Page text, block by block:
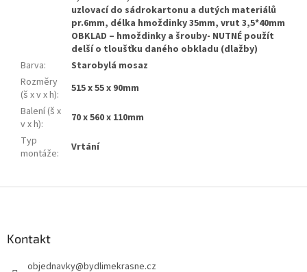
uzlovací do sádrokartonu a dutých materiálů
pr.6mm, délka hmoždinky 35mm, vrut 3,5*40mm
OBKLAD – hmoždinky a šrouby- NUTNÉ použít
delší o tloušťku daného obkladu (dlažby)
Barva:
Starobylá mosaz
Rozměry
(š x v x h):
515 x 55 x 90mm
Balení (š x
v x h):
70 x 560 x 110mm
Typ
montáže: Vrtání
Kontakt
objednavky@bydlimekrasne.cz